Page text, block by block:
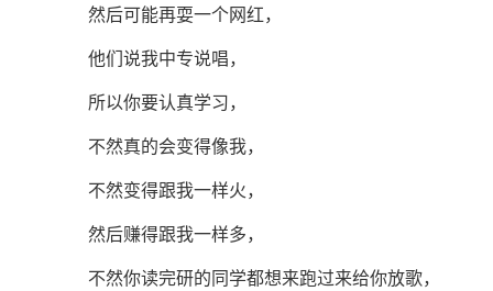
然后可能再耍一个网红，
他们说我中专说唱，
所以你要认真学习，
不然真的会变得像我，
不然变得跟我一样火，
然后赚得跟我一样多，
不然你读完研的同学都想来跑过来给你放歌，